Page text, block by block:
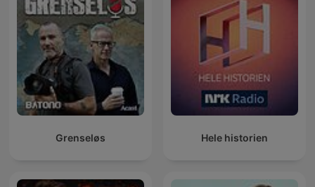
Grenseløs Hele historien